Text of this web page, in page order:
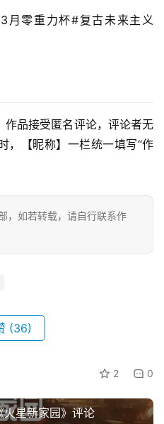
零重力杯#复古未来主义
品接受匿名评论，评论者无
，【昵称】一栏统一填写“作
，如若转载，请自行联系作
(36)
2 0
火星新家园》评论